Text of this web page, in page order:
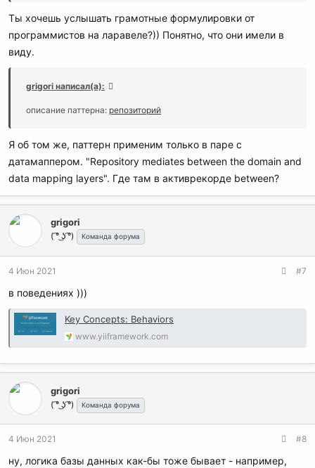
Ты хочешь услышать грамотные формулировки от
программистов на ларавеле?)) Понятно, что они имели в
виду.
grigori написал(а):
описание паттерна: репозиторий
Я об том же, паттерн применим только в паре с
датамаппером. "Repository mediates between the domain and
data mapping layers". Где там в активрекорде between?
grigori
( ͡° ͜ʖ ͡°) Команда форума
4 Июн 2021 #7
в поведениях )))
Key Concepts: Behaviors
www.yiiframework.com
grigori
( ͡° ͜ʖ ͡°) Команда форума
4 Июн 2021 #8
ну, логика базы данных как-бы тоже бывает - например,